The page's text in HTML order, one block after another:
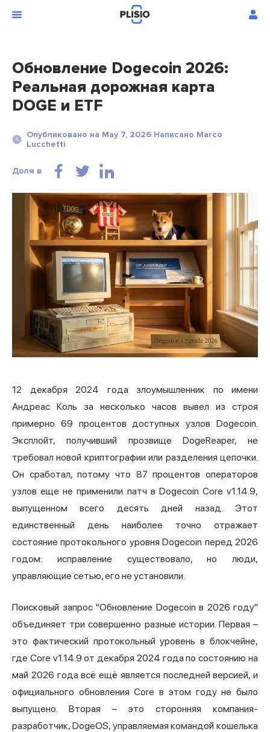
Обновление Dogecoin 2026:
Реальная дорожная карта
DOGE и ETF
Опубликовано на May 7, 2026 Написано Marco
Lucchetti
Доля в
12 декабря 2024 года злоумышленник по имени
Андреас Коль за несколько часов вывел из строя
примерно 69 процентов доступных узлов Dogecoin.
Эксплойт, получивший прозвище DogeReaper, не
требовал новой криптографии или разделения цепочки.
Он сработал, потому что 87 процентов операторов
узлов еще не применили патч в Dogecoin Core v1.14.9,
выпущенном всего десять дней назад. Этот
единственный день наиболее точно отражает
состояние протокольного уровня Dogecoin перед 2026
годом: исправление существовало, но люди,
управляющие сетью, его не установили.
Поисковый запрос "Обновление Dogecoin в 2026 году"
объединяет три совершенно разные истории. Первая –
это фактический протокольный уровень в блокчейне,
где Core v1.14.9 от декабря 2024 года по состоянию на
май 2026 года всё ещё является последней версией, и
официального обновления Core в этом году не было
выпущено. Вторая – это сторонняя компания-
разработчик, DogeOS, управляемая командой кошелька